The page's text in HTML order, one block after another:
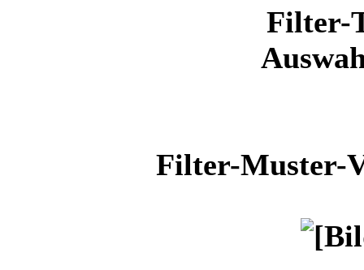
Filter-
Filter-Muster-